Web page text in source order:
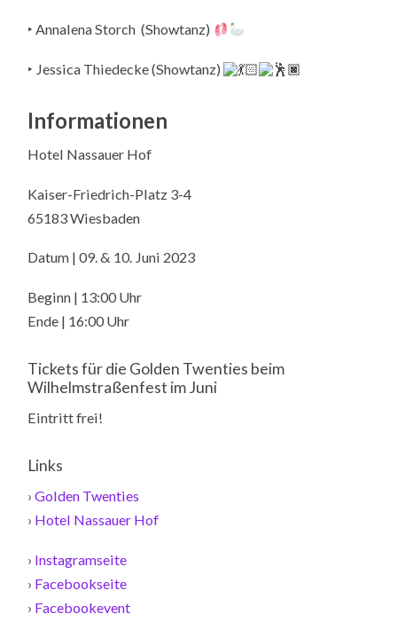
‣ Annalena Storch (Showtanz)
‣ Jessica Thiedecke (Showtanz)
Informationen
Hotel Nassauer Hof
Kaiser-Friedrich-Platz 3-4
65183 Wiesbaden
Datum | 09. & 10. Juni 2023
Beginn | 13:00 Uhr
Ende | 16:00 Uhr
Tickets für die Golden Twenties beim
Wilhelmstraßenfest im Juni
Eintritt frei!
Links
›Golden Twenties
› Hotel Nassauer Hof
› Instagramseite
› Facebookseite
› Facebookevent